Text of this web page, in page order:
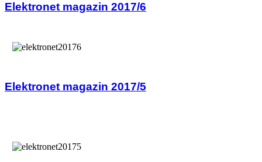
Elektronet magazin 2017/6
Elektronet magazin 2017/5